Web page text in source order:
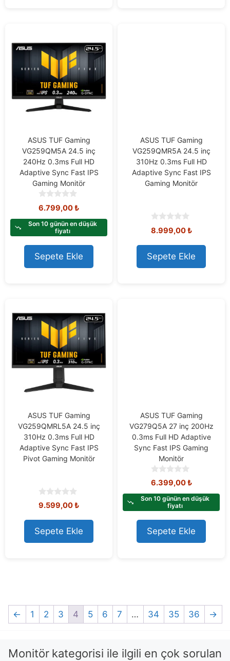
ASUS TUF Gaming
VG259QM5A 24.5 inç
240Hz 0.3ms Full HD
Adaptive Sync Fast IPS
Gaming Monitör
0
o
u
5
6.799,00₺
Son 10 günün en düşük
fiyatı
Sepete Ekle
ASUS TUF Gaming
VG259QMR5A 24.5 inç
310Hz 0.3ms Full HD
Adaptive Sync Fast IPS
Gaming Monitör
0
o
u
t
o
f
8.999,00₺
Sepete Ekle
ASUS TUF Gaming
VG259QMRL5A 24.5 inç
310Hz 0.3ms Full HD
Adaptive Sync Fast IPS
Pivot Gaming Monitör
0
o
u
t
o
f
9.599,00₺
Sepete Ekle
ASUS TUF Gaming
VG279Q5A 27 inç 200Hz
0.3ms Full HD Adaptive
Sync Fast IPS Gaming
Monitör
0
o
u
5
6.399,00₺
Son 10 günün en düşük
fiyatı
Sepete Ekle
← 1 2 3 4 5 6 7 … 34 35 36 →
Monitör kategorisi ile ilgili en çok sorulan